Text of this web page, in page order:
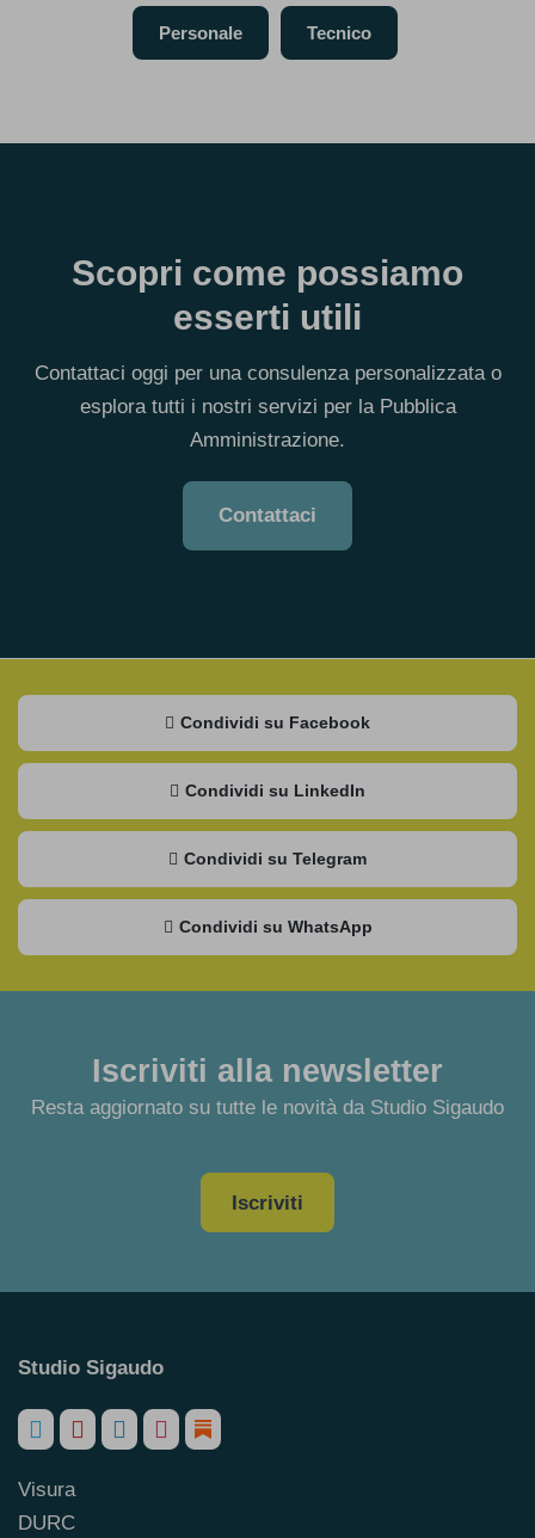
Personale Tecnico
Scopri come possiamo
esserti utili
Contattaci oggi per una consulenza personalizzata o
esplora tutti i nostri servizi per la Pubblica
Amministrazione.
Contattaci
Condividi su Facebook
Condividi su LinkedIn
Condividi su Telegram
Condividi su WhatsApp
Iscriviti alla newsletter
Resta aggiornato su tutte le novità da Studio Sigaudo
Iscriviti
Studio Sigaudo
Visura
DURC